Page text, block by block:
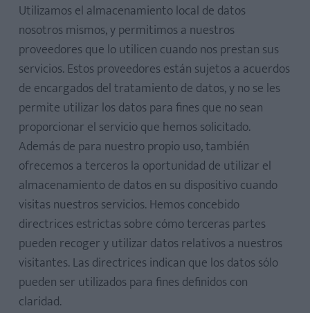
Utilizamos el almacenamiento local de datos
nosotros mismos, y permitimos a nuestros
proveedores que lo utilicen cuando nos prestan sus
servicios. Estos proveedores están sujetos a acuerdos
de encargados del tratamiento de datos, y no se les
permite utilizar los datos para fines que no sean
proporcionar el servicio que hemos solicitado.
Además de para nuestro propio uso, también
ofrecemos a terceros la oportunidad de utilizar el
almacenamiento de datos en su dispositivo cuando
visitas nuestros servicios. Hemos concebido
directrices estrictas sobre cómo terceras partes
pueden recoger y utilizar datos relativos a nuestros
visitantes. Las directrices indican que los datos sólo
pueden ser utilizados para fines definidos con
claridad.